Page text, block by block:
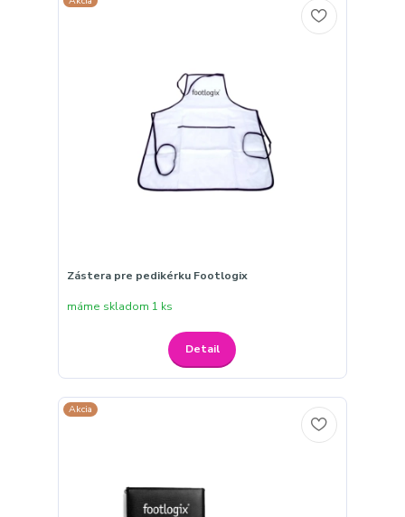
Zástera pre pedikérku Footlogix
máme skladom 1 ks
Detail
Akcia